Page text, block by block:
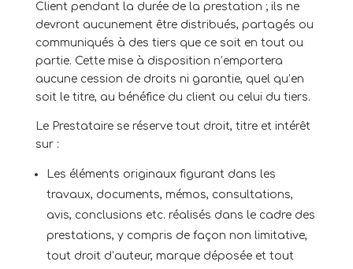
Client pendant la durée de la prestation ; ils ne
devront aucunement être distribués, partagés ou
communiqués à des tiers que ce soit en tout ou
partie. Cette mise à disposition n’emportera
aucune cession de droits ni garantie, quel qu’en
soit le titre, au bénéfice du client ou celui du tiers.
Le Prestataire se réserve tout droit, titre et intérêt
sur :
Les éléments originaux figurant dans les
travaux, documents, mémos, consultations,
avis, conclusions etc. réalisés dans le cadre des
prestations, y compris de façon non limitative,
tout droit d’auteur, marque déposée et tout